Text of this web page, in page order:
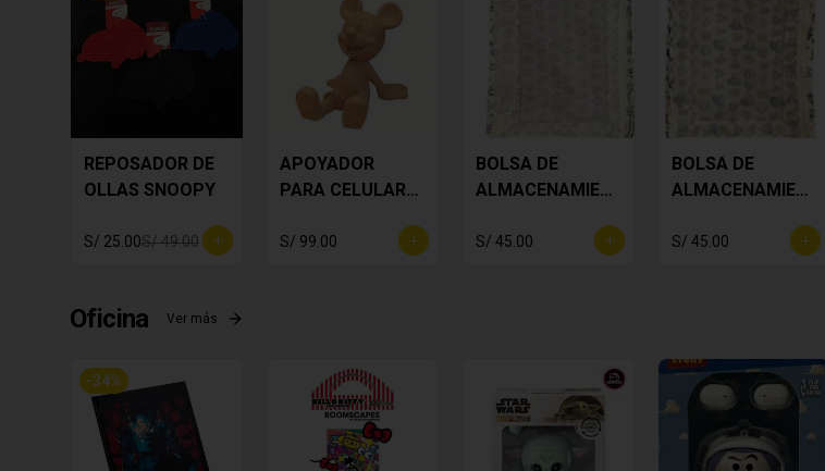
REPOSADOR DE
OLLAS SNOOPY
S/ 25.00S/ 49.00
APOYADOR
PARA CELULAR
S/ 99.00
BOLSA DE
ALMACENAMIEN
S/ 45.00
BOLSA DE
ALMACENAMIEN
S/ 45.00
Oficina Ver más
-34%